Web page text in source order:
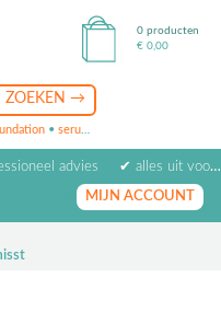
• serum
0 producten
€ 0,00
advies
✔ alles uit voorraad leverbaar
beoordelingen
MIJN ACCOUNT